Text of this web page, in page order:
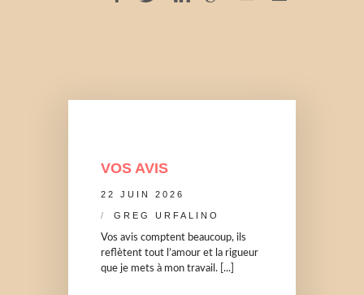
VOS AVIS
22 JUIN 2026
GREG URFALINO
Vos avis comptent beaucoup, ils
reflètent tout l’amour et la rigueur
que je mets à mon travail. [...]